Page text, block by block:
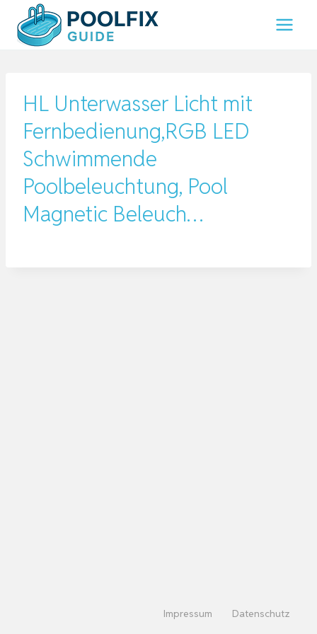
Inhalt
springen
HL Unterwasser Licht mit
Fernbedienung,RGB LED
Schwimmende
Poolbeleuchtung, Pool
Magnetic Beleuch…
Impressum Datenschutz